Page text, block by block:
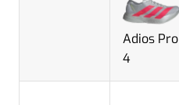
Adios Pro
4